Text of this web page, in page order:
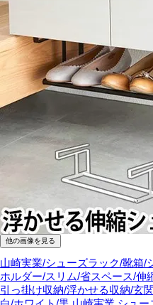
他の画像を見る
山崎実業/シューズラック/靴箱/
ホルダー/スリム/省スペース/伸
引っ掛け収納/浮かせる収納/玄